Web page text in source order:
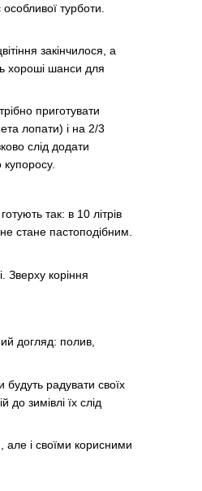
​​турботи.
закінчилося, а
хороші шанси для
приготувати
лопати) і на 2/3
слід додати
купоросу.
так: в 10 літрів
стане пастоподібним.
Зверху коріння
догляд: полив,
будуть радувати своїх
до зимівлі їх слід
але і своїми корисними